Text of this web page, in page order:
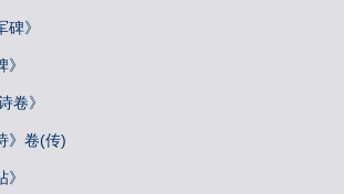
》
卷》
》卷(传)